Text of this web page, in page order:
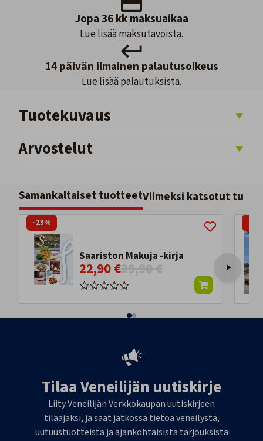
Jopa 36 kk maksuaikaa
Lue lisää maksutavoista.
14 päivän ilmainen palautusoikeus
Lue lisää palautuksista.
Tuotekuvaus
Arvostelut
Samankaltaiset tuotteetViimeksi katsotut
Saariston Makuja -kirja
22,90 €29,90 €
-23%
Tilaa Veneilijän uutiskirje
Liity Veneilijän Verkkokaupan uutiskirjeen
tilaajaksi, ja saat jatkossa tietoa veneilystä,
uutuustuotteista ja ajankohtaisista tarjouksista